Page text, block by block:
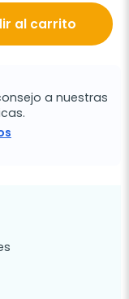
al carrito
a nuestras